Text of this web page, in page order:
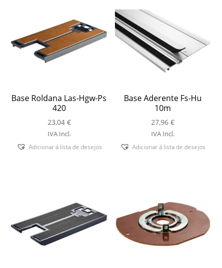
Base Roldana Las-Hgw-Ps
420
23,04 €
IVA Incl.
Adicionar á lista de desejos
Base Aderente Fs-Hu
10m
27,96€
IVA Incl.
Adicionar á lista de desejos